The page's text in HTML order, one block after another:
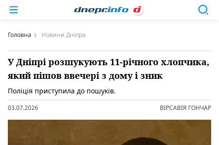
Головна Новини Дніпра
У Дніпрі розшукують 11-річного хлопчика,
який пішов ввечері з дому і зник
Поліція приступила до пошуків.
03.07.2026 ВІРСАВІЯ ГОНЧАР